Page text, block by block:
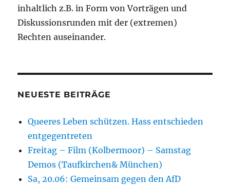
inhaltlich z.B. in Form von Vorträgen und
Diskussionsrunden mit der (extremen)
Rechten auseinander.
NEUESTE BEITRÄGE
Queeres Leben schützen. Hass entschieden
entgegentreten
Freitag – Film (Kolbermoor) – Samstag
Demos (Taufkirchen& München)
Sa, 20.06: Gemeinsam gegen den AfD